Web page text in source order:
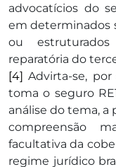
advocatícios do
em determinados
ou
reparatória do
[4] Advirta-se,
toma o seguro
análise do tema, a
compreensão
facultativa da
regime jurídico